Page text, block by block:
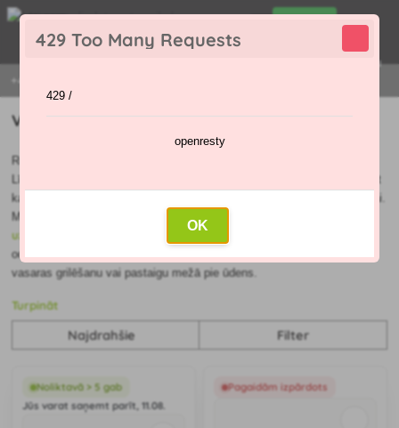
429 Too Many Requests
429 /
openresty
OK
+421 915 420 295 | PIRMDIENA - PIEKTDIENA 9:00 - 16:00
Menu
Visdārgākais Repelentu preparāti
Repelentus izmanto, lai pasargātu no uzmācīgiem kukaiņiem.
Līdzekļiem pret dzēlienu kukaiņiem, piemēram,
, jābūt
katra vasaras mīļotāja kosmētikas komplekta neatņemamai sastāvdaļai.
Mūsu klāstā atradīsiet repelentus ādai un matiem, kurus var
uz apģērba
odiem, odiem, vijolītēm vai mušām. Jūs varēsiet pilnvērtīgi izbaudīt
vasaras grilēšanu vai pastaigu mežā pie ūdens.
Turpināt
Najdrahšie Filter
Noliktavā > 5 gab
Jūs varat saņemt parīt, 11.08.
Pagaidām izpārdots